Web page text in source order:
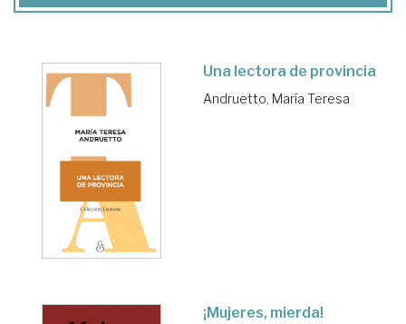
Una lectora de provincia
Andruetto, María Teresa
¡Mujeres, mierda!